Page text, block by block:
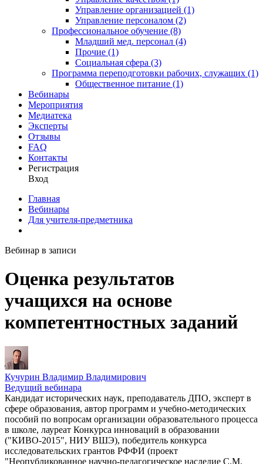
Управление организацией (1)
Управление персоналом (2)
Профессиональное обучение (8)
Младший мед. персонал (4)
Прочие (1)
Социальная сфера (3)
Программа переподготовки рабочих, служащих (1)
Общественное питание (1)
Вебинары
Мероприятия
Медиатека
Эксперты
Отзывы
FAQ
Контакты
Регистрация
Вход
Главная
Вебинары
Для учителя-предметника
Вебинар в записи
Оценка результатов
учащихся на основе
компетентностных заданий
Кучурин Владимир Владимирович
Ведущий вебинара
Кандидат исторических наук, преподаватель ДПО, эксперт в
сфере образования, автор программ и учебно-методических
пособий по вопросам организации образовательного процесса
в школе, лауреат Конкурса инноваций в образовании
("КИВО-2015", НИУ ВШЭ), победитель конкурса
исследовательских грантов РФФИ (проект
"Неопубликованное научно-педагогическое наследие С.М.